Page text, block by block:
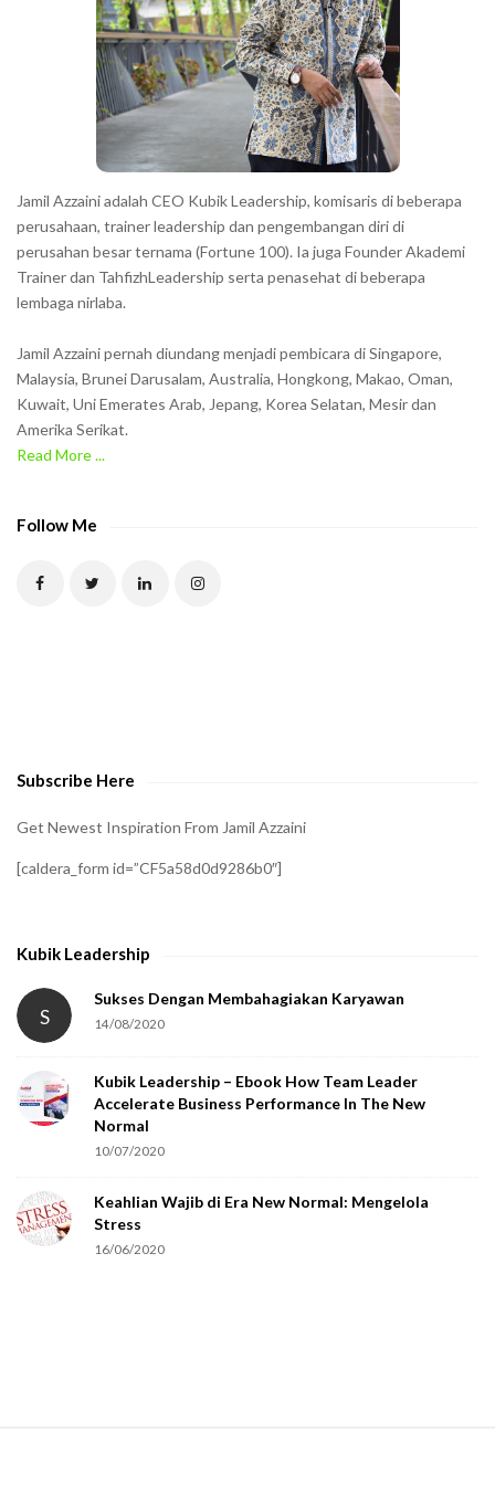
Jamil Azzaini adalah CEO Kubik Leadership, komisaris di beberapa
perusahaan, trainer leadership dan pengembangan diri di
perusahan besar ternama (Fortune 100). Ia juga Founder Akademi
Trainer dan TahfizhLeadership serta penasehat di beberapa
lembaga nirlaba.
Jamil Azzaini pernah diundang menjadi pembicara di Singapore,
Malaysia, Brunei Darusalam, Australia, Hongkong, Makao, Oman,
Kuwait, Uni Emerates Arab, Jepang, Korea Selatan, Mesir dan
Amerika Serikat.
Read More ...
Follow Me
Subscribe Here
Get Newest Inspiration From Jamil Azzaini
[caldera_form id=”CF5a58d0d9286b0″]
Kubik Leadership
S
Sukses Dengan Membahagiakan Karyawan
14/08/2020
Kubik Leadership – Ebook How Team Leader
Accelerate Business Performance In The New
Normal
10/07/2020
Keahlian Wajib di Era New Normal: Mengelola
Stress
16/06/2020